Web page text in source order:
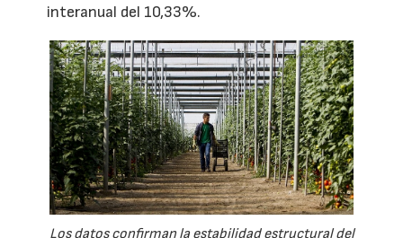
interanual del 10,33%.
Los datos confirman la estabilidad estructural del